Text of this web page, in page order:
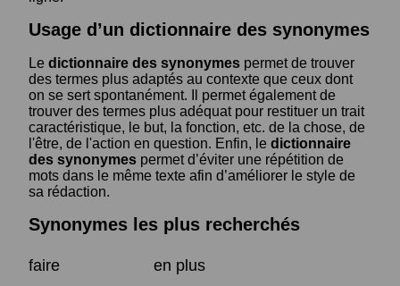
Usage d’un dictionnaire des synonymes
Le dictionnaire des synonymes permet de trouver
des termes plus adaptés au contexte que ceux dont
on se sert spontanément. Il permet également de
trouver des termes plus adéquat pour restituer un trait
caractéristique, le but, la fonction, etc. de la chose, de
l'être, de l'action en question. Enfin, le dictionnaire
des synonymes permet d’éviter une répétition de
mots dans le même texte afin d’améliorer le style de
sa rédaction.
Synonymes les plus recherchés
faire
en plus